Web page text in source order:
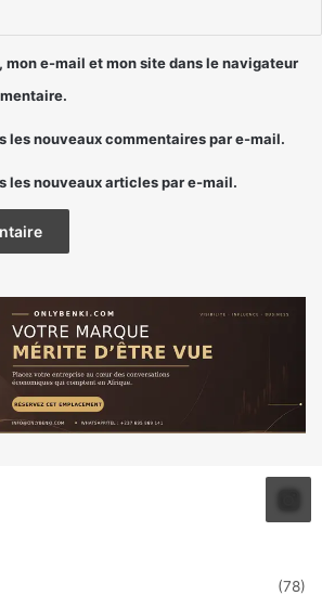
mon e-mail et mon site dans le navigateur
les nouveaux commentaires par e-mail.
les nouveaux articles par e-mail.
(78)